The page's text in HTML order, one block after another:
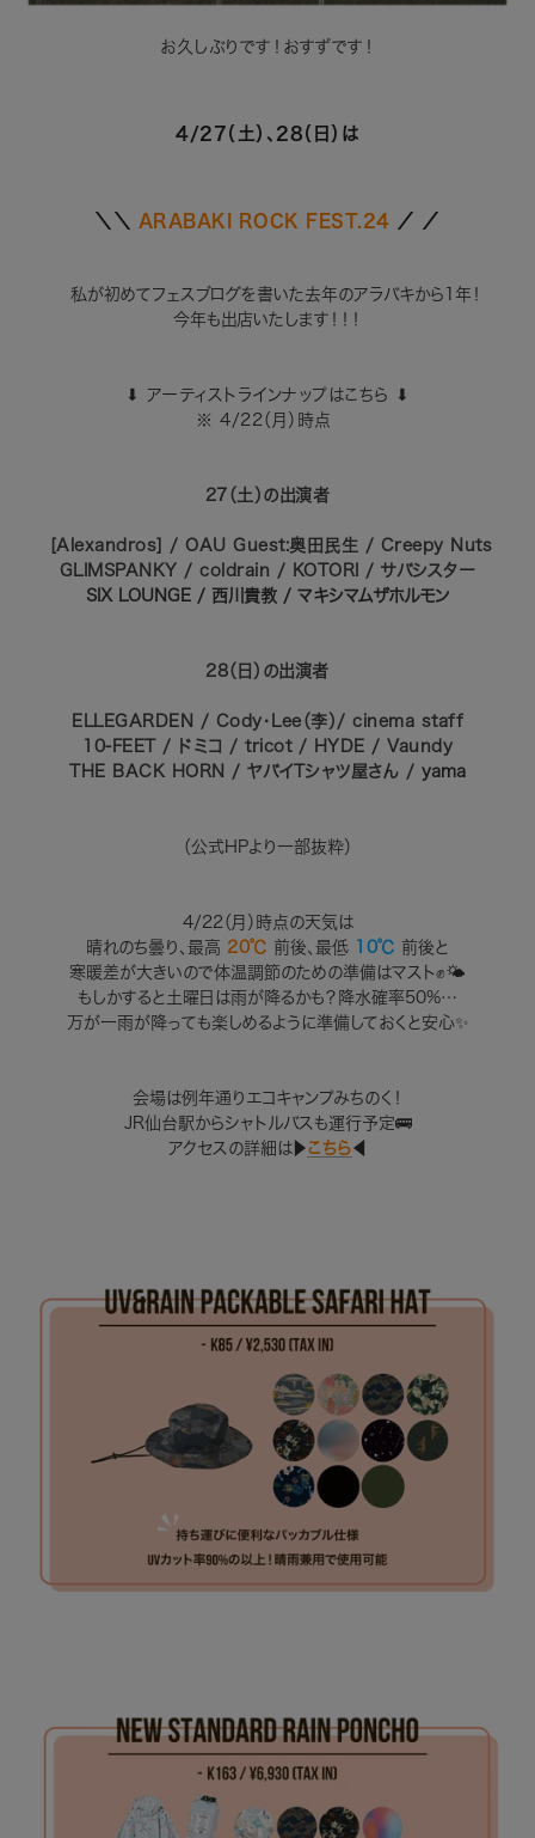
お久しぶりです！ おすずです！
4/27（土）、28（日）は
＼＼ ARABAKI ROCK FEST.24 ／ ／
私が初めてフェスブログを書いた去年のアラバキから1年！
今年も出店いたします！！！
⬇︎ アーティストラインナップはこちら ⬇︎
※ 4/22（月） 時点
27（土）の出演者
[Alexandros] / OAU Guest:奥田民生 / Creepy Nuts
GLIMSPANKY / coldrain / KOTORI / サバシスター
SIX LOUNGE / 西川貴教 / マキシマムザホルモン
28（日）の出演者
ELLEGARDEN / Cody・Lee（李）/ cinema staff
10-FEET / ドミコ / tricot / HYDE / Vaundy
THE BACK HORN / ヤバイTシャツ屋さん / yama
（公式HPより一部抜粋）
4/22（月）時点の天気は
晴れのち曇り、最高 20℃ 前後、最低 10℃ 前後と
寒暖差が大きいので体温調節のための準備はマスト✊🌤
もしかすると土曜日は雨が降るかも？降水確率50%…
万が一雨が降っても楽しめるように準備しておくと安心✨
会場は例年通りエコキャンプみちのく！
JR仙台駅からシャトルバスも運行予定🚌
アクセスの詳細は▶︎こちら◀︎